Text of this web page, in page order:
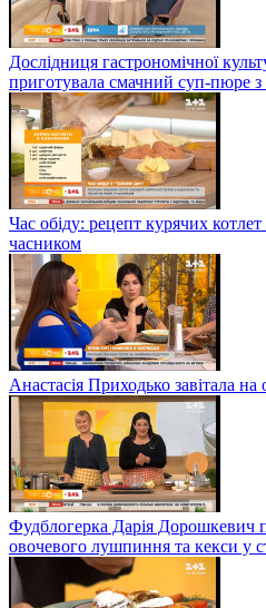
Дослідниця гастрономічної
приготувала смачний суп-пюре з
Час обіду: рецепт курячих
часником
Анастасія Приходько завітала на
Фудблогерка Дарія Дорошкевич
овочевого лушпиння та кекси у